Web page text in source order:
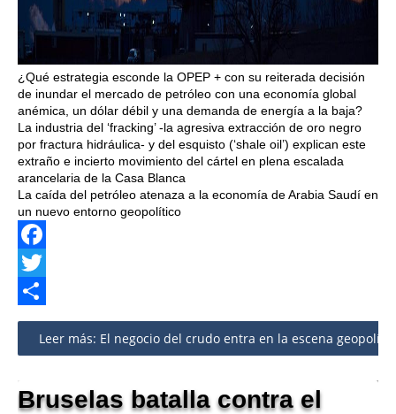
¿Qué estrategia esconde la OPEP + con su reiterada decisión
de inundar el mercado de petróleo con una economía global
anémica, un dólar débil y una demanda de energía a la baja?
La industria del ‘fracking’ -la agresiva extracción de oro negro
por fractura hidráulica- y del esquisto (‘shale oil’) explican este
extraño e incierto movimiento del cártel en plena escalada
arancelaria de la Casa Blanca
La caída del petróleo atenaza a la economía de Arabia Saudí en
un nuevo entorno geopolítico
Facebook
Twitter
Share
Leer más: El negocio del crudo entra en la escena
Bruselas batalla contra el